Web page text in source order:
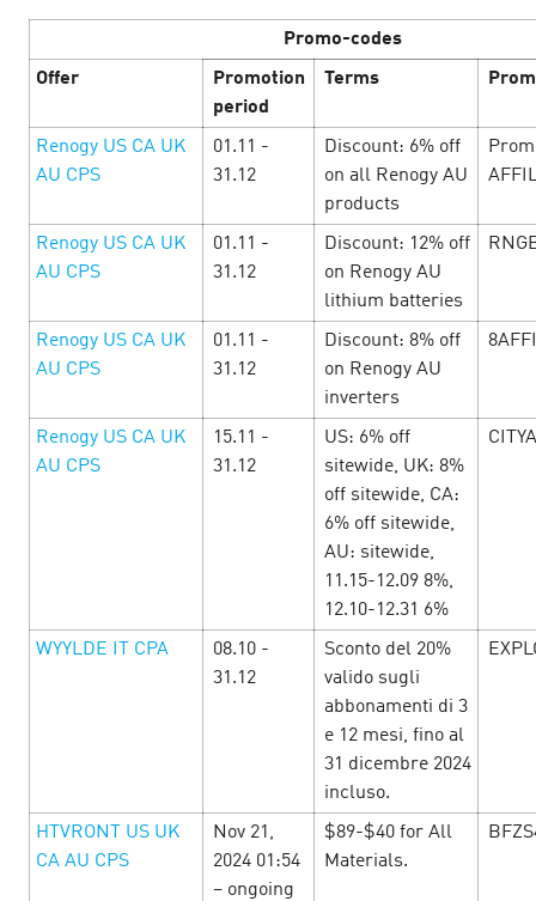
E-com офферы на летней волне16
С 1 по 30 июня балансируем между золотым загаром и
золотыми цифрами. Лето манит на пляж, а каталог
Cityads — на щедрые ставки, бонусы и уникальные
промокоды. Сёрфь по офферам и прокачи…
LEARN MORE
Включайся в майский фестиваль
С 21 апреля по 11 мая ловим баланс: немного отдыха,
подборке тебя ждут офферы с щедрыми ставками,
бонусами и промокодами. Открывай офферы …
Promo-codes
Offer
Promotion
period
Terms
Renogy US CA UK
AU CPS
01.11 -
31.12
Discount: 6% off
on all Renogy AU
products
Renogy US CA UK
AU CPS
01.11 -
31.12
Discount: 12% off
on Renogy AU
lithium batteries
Renogy US CA UK
AU CPS
01.11 -
31.12
Discount: 8% off
on Renogy AU
inverters
Renogy US CA UK
AU CPS
15.11 -
31.12
US: 6% off
sitewide, UK: 8%
off sitewide, CA:
6% off sitewide,
AU: sitewide,
11.15-12.09 8%,
12.10-12.31 6%
WYYLDE IT CPA
08.10 -
31.12
Sconto del 20%
valido sugli
abbonamenti di 3
e 12 mesi, fino al
31 dicembre 2024
incluso.
HTVRONT US UK
CA AU CPS
Nov 21,
2024 01:54
– ongoing
$89-$40 for All
Materials.